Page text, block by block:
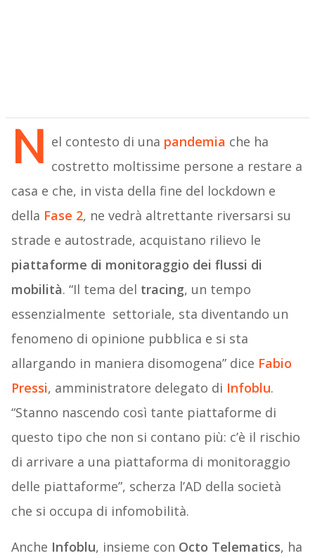
N el contesto di una pandemia che ha
costretto moltissime persone a restare a
casa e che, in vista della fine del lockdown e
della Fase 2, ne vedrà altrettante riversarsi su
strade e autostrade, acquistano rilievo le
piattaforme di monitoraggio dei flussi di
mobilità. “Il tema del tracing, un tempo
essenzialmente settoriale, sta diventando un
fenomeno di opinione pubblica e si sta
allargando in maniera disomogena” dice Fabio
Pressi, amministratore delegato di Infoblu.
“Stanno nascendo così tante piattaforme di
questo tipo che non si contano più: c’è il rischio
di arrivare a una piattaforma di monitoraggio
delle piattaforme”, scherza l’AD della società
che si occupa di infomobilità.
Anche Infoblu, insieme con Octo Telematics, ha